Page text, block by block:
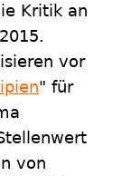
Kritik an
vor
" für
von